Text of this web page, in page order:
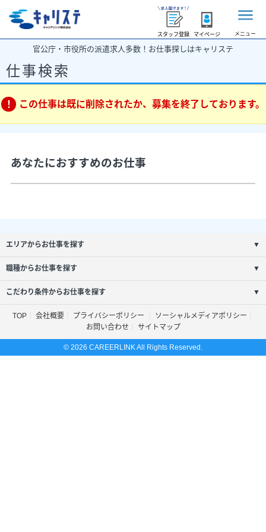
スタッフ登録 マイページ メニュー
官公庁・市役所の派遣求人多数！お仕事探しはキャリステ
仕事検索
この仕事は既に削除されたか、募集を終了しております。
あなたにおすすめのお仕事
エリアからお仕事を探す ▼
職種からお仕事を探す ▼
こだわり条件からお仕事を探す ▼
TOP 会社概要 プライバシーポリシー
ソーシャルメディアポリシー
お問い合わせ
サイトマップ
© 2026 CAREERLINK All Rights Reserved.